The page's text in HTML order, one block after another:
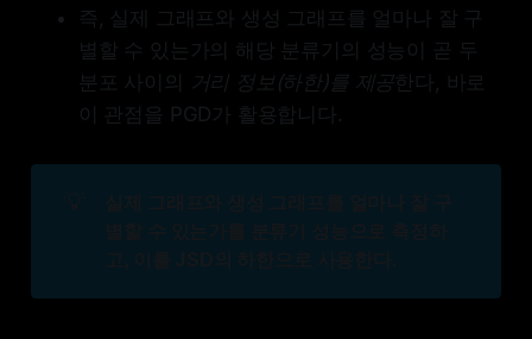
즉, 실제 그래프와 생성 그래프를 얼마나 잘 구
별할 수 있는가의 해당 분류기의 성능이 곧 두
분포 사이의
거리 정보(하한)를 제공한다, 바로
이 관점을 PGD가 활용합니다.